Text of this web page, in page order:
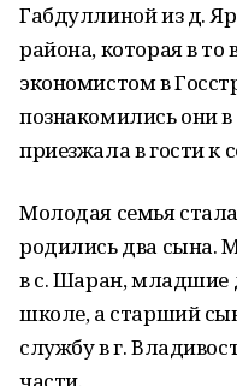
Габдуллиной из д.
района, которая в то
экономистом в
познакомились они в
приезжала в гости к
Молодая семья
родились два сына.
в с. Шаран, младшие
школе, а старший
службу в г.